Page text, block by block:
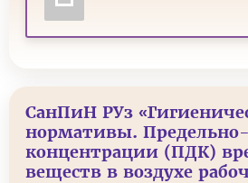
СанПиН РУз
нормативы.
концентрации (ПДК)
веществ в воздухе